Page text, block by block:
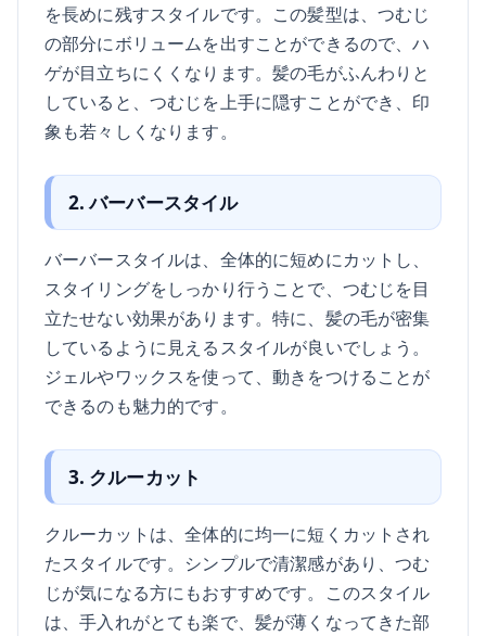
を長めに残すスタイルです。この髪型は、つむじ
の部分にボリュームを出すことができるので、ハ
ゲが目立ちにくくなります。髪の毛がふんわりと
していると、つむじを上手に隠すことができ、印
象も若々しくなります。
2. バーバースタイル
バーバースタイルは、全体的に短めにカットし、
スタイリングをしっかり行うことで、つむじを目
立たせない効果があります。特に、髪の毛が密集
しているように見えるスタイルが良いでしょう。
ジェルやワックスを使って、動きをつけることが
できるのも魅力的です。
3. クルーカット
クルーカットは、全体的に均一に短くカットされ
たスタイルです。シンプルで清潔感があり、つむ
じが気になる方にもおすすめです。このスタイル
は、手入れがとても楽で、髪が薄くなってきた部